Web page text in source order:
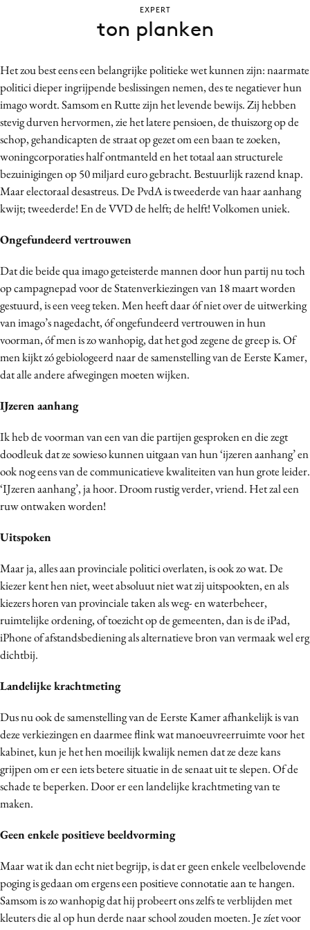
Contentmarketing
Craft
Customer Experience
Data & Insights
Design
Digital transformation
Diversiteit
Gedragsverandering
Interne communicatie
Martech
Media
Merkstrategie
PR
Purpose Marketing
Het zou best eens een belangrijke politieke wet kunnen zijn: naarmate
politici dieper ingrijpende beslissingen nemen, des te negatiever hun
imago wordt. Samsom en Rutte zijn het levende bewijs. Zij hebben
stevig durven hervormen, zie het latere pensioen, de thuiszorg op de
schop, gehandicapten de straat op gezet om een baan te zoeken,
woningcorporaties half ontmanteld en het totaal aan structurele
bezuinigingen op 50 miljard euro gebracht. Bestuurlijk razend knap.
Maar electoraal desastreus. De PvdA is tweederde van haar aanhang
kwijt; tweederde! En de VVD de helft; de helft! Volkomen uniek.
Ongefundeerd vertrouwen
Dat die beide qua imago geteisterde mannen door hun partij nu toch
op campagnepad voor de Statenverkiezingen van 18 maart worden
gestuurd, is een veeg teken. Men heeft daar óf niet over de uitwerking
van imago’s nagedacht, óf ongefundeerd vertrouwen in hun
voorman, óf men is zo wanhopig, dat het god zegene de greep is. Of
men kijkt zó gebiologeerd naar de samenstelling van de Eerste Kamer,
dat alle andere afwegingen moeten wijken.
IJzeren aanhang
Ik heb de voorman van een van die partijen gesproken en die zegt
doodleuk dat ze sowieso kunnen uitgaan van hun ‘ijzeren aanhang’ en
ook nog eens van de communicatieve kwaliteiten van hun grote leider.
‘IJzeren aanhang’, ja hoor. Droom rustig verder, vriend. Het zal een
ruw ontwaken worden!
Uitspoken
Maar ja, alles aan provinciale politici overlaten, is ook zo wat. De
kiezer kent hen niet, weet absoluut niet wat zij uitspookten, en als
kiezers horen van provinciale taken als weg- en waterbeheer,
ruimtelijke ordening, of toezicht op de gemeenten, dan is de iPad,
iPhone of afstandsbediening als alternatieve bron van vermaak wel erg
dichtbij.
Landelijke krachtmeting
Dus nu ook de samenstelling van de Eerste Kamer afhankelijk is van
deze verkiezingen en daarmee flink wat manoeuvreerruimte voor het
kabinet, kun je het hen moeilijk kwalijk nemen dat ze deze kans
grijpen om er een iets betere situatie in de senaat uit te slepen. Of de
schade te beperken. Door er een landelijke krachtmeting van te
maken.
Geen enkele positieve beeldvorming
Maar wat ik dan echt niet begrijp, is dat er geen enkele veelbelovende
poging is gedaan om ergens een positieve connotatie aan te hangen.
Samsom is zo wanhopig dat hij probeert ons zelfs te verblijden met
kleuters die al op hun derde naar school zouden moeten. Je zíet voor
EXPERT
ton planken